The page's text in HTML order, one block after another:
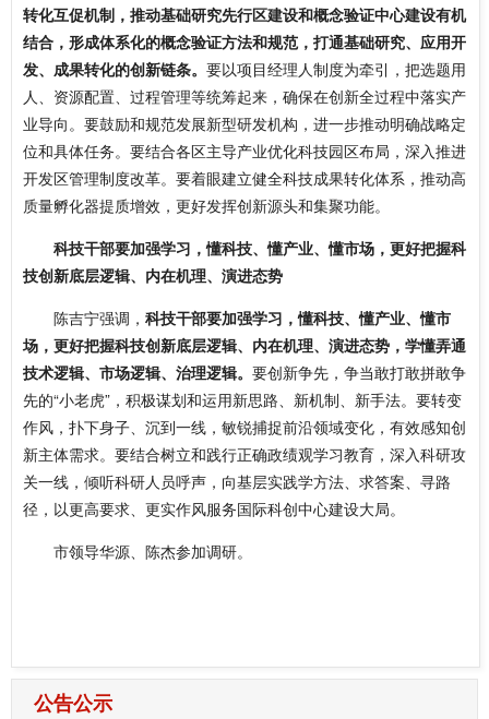
转化互促机制，推动基础研究先行区建设和概念验证中心建设有机
结合，形成体系化的概念验证方法和规范，打通基础研究、应用开
发、成果转化的创新链条。 要以项目经理人制度为牵引，把选题用
人、资源配置、过程管理等统筹起来，确保在创新全过程中落实产
业导向。要鼓励和规范发展新型研发机构，进一步推动明确战略定
位和具体任务。要结合各区主导产业优化科技园区布局，深入推进
开发区管理制度改革。要着眼建立健全科技成果转化体系，推动高
质量孵化器提质增效，更好发挥创新源头和集聚功能。
科技干部要加强学习，懂科技、懂产业、懂市场，更好把握科
技创新底层逻辑、内在机理、演进态势
陈吉宁强调， 科技干部要加强学习，懂科技、懂产业、懂市
场，更好把握科技创新底层逻辑、内在机理、演进态势，学懂弄通
技术逻辑、市场逻辑、治理逻辑。 要创新争先，争当敢打敢拼敢争
先的“小老虎”，积极谋划和运用新思路、新机制、新手法。要转变
作风，扑下身子、沉到一线，敏锐捕捉前沿领域变化，有效感知创
新主体需求。要结合树立和践行正确政绩观学习教育，深入科研攻
关一线，倾听科研人员呼声，向基层实践学方法、求答案、寻路
径，以更高要求、更实作风服务国际科创中心建设大局。
市领导华源、陈杰参加调研。
公告公示